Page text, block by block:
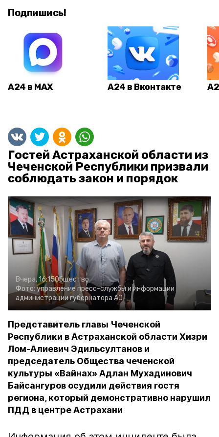
Подпишись!
А24 в MAX А24 в Вконтакте
Гостей Астраханской области из
Чеченской Республики призвали
соблюдать закон и порядок
Вчера, 16:15Общество
Фото: управление пресс-службы и информации
администрации губернатора АО
Представитель главы Чеченской
Республики в Астраханской области Хизри
Лом-Алиевич Эдильсултанов и
председатель Общества чеченской
культуры «Вайнах» Адлан Мухадинович
Байсангуров осудили действия гостя
региона, который демонстративно нарушил
ПДД в центре Астрахани